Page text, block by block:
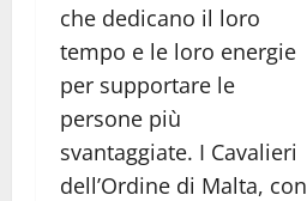
che dedicano il loro
tempo e le loro energie
per supportare le
persone più
svantaggiate. I Cavalieri
dell’Ordine di Malta, con